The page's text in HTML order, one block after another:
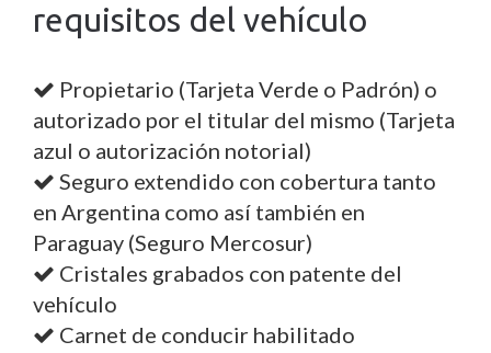
requisitos del vehículo
Propietario (Tarjeta Verde o Padrón) o
autorizado por el titular del mismo (Tarjeta
azul o autorización notorial)
Seguro extendido con cobertura tanto
en Argentina como así también en
Paraguay (Seguro Mercosur)
Cristales grabados con patente del
vehículo
Carnet de conducir habilitado